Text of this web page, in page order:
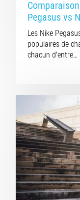
Pegasus vs
Les Nike
populaires de
chacun d'entre…